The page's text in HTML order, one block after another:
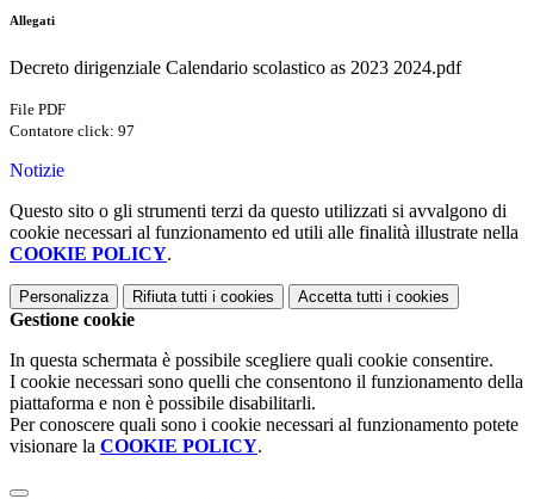
Allegati
Decreto dirigenziale Calendario scolastico as 2023 2024.pdf
File PDF
Contatore click: 97
Notizie
Questo sito o gli strumenti terzi da questo utilizzati si avvalgono di
cookie necessari al funzionamento ed utili alle finalità illustrate nella
COOKIE POLICY.
Personalizza Rifiuta tutti i cookies Accetta tutti i cookies
Gestione cookie
In questa schermata è possibile scegliere quali cookie consentire.
I cookie necessari sono quelli che consentono il funzionamento della
piattaforma e non è possibile disabilitarli.
Per conoscere quali sono i cookie necessari al funzionamento potete
visionare la COOKIE POLICY.